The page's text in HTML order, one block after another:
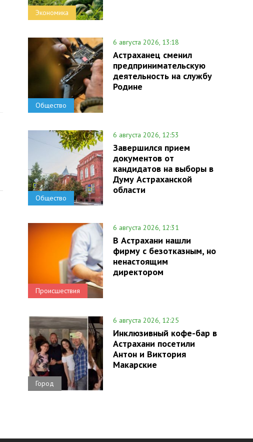
Экономика
Общество
6 августа 2026, 13:18
Астраханец сменил
предпринимательскую
деятельность на службу
Родине
Общество
6 августа 2026, 12:53
Завершился прием
документов от
кандидатов на выборы в
Думу Астраханской
области
Происшествия
6 августа 2026, 12:31
В Астрахани нашли
фирму с безотказным, но
ненастоящим
директором
Город
6 августа 2026, 12:25
Инклюзивный кофе-бар в
Астрахани посетили
Антон и Виктория
Макарские